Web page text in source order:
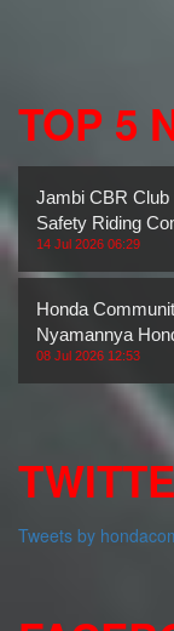
TOP 5
Jambi CBR Club
Safety Riding
14 Jul 2026 06:29
Honda
Nyamannya
08 Jul 2026 12:53
Tweets by